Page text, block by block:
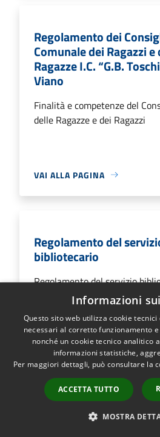
Regolamento dei
Comunale dei Ragazzi e
Ragazze I.C. “G.B.
Viano
Finalità e competenze del
delle Ragazze e dei Ragazzi
VAI ALLA PAGINA
Regolamento del
bibliotecario
Regolamento del servizio
VAI ALLA PAGINA
Regolamento del
assistenza domiciliare
Informazioni
Questo sito web utilizza cookie
necessari al corretto funzionamento
nonché un cookie tecnico analitico
informazioni statistiche,
Per maggiori dettagli, può consultare la
ACCETTA TUTTO
MOSTRA